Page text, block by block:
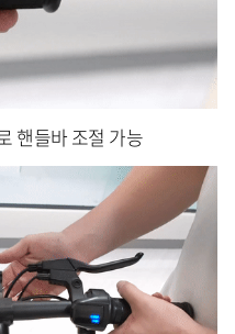
핸들바 조절 가능